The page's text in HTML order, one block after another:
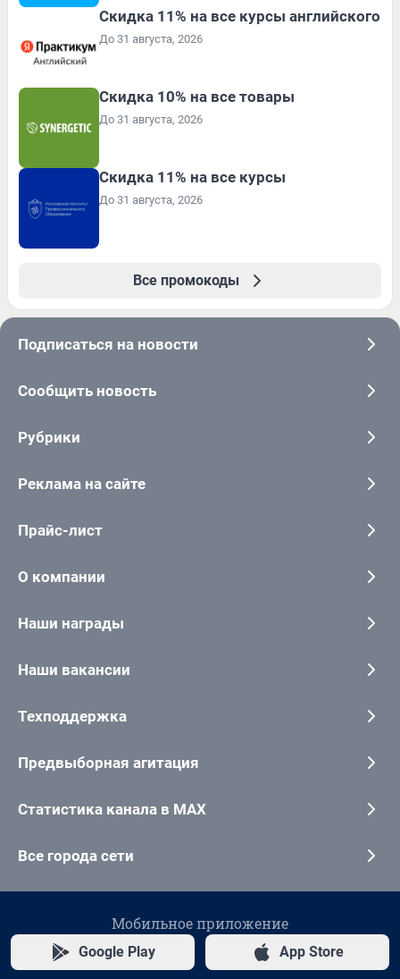
Скидка 11% на все курсы английского
До 31 августа, 2026
Скидка 10% на все товары
До 31 августа, 2026
Скидка 11% на все курсы
До 31 августа, 2026
Все промокоды
Подписаться на новости
Сообщить новость
Рубрики
Реклама на сайте
Прайс-лист
О компании
Наши награды
Наши вакансии
Техподдержка
Предвыборная агитация
Статистика канала в MAX
Все города сети
Мобильное приложение
Google Play App Store